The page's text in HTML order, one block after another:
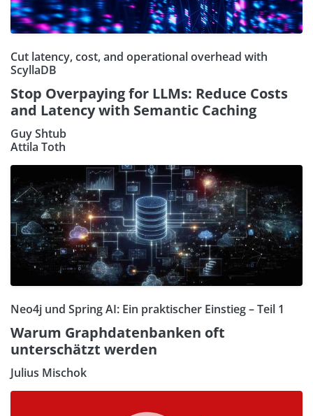
Cut latency, cost, and operational overhead with
ScyllaDB
Stop Overpaying for LLMs: Reduce Costs
and Latency with Semantic Caching
Guy Shtub
Attila Toth
Neo4j und Spring AI: Ein praktischer Einstieg – Teil 1
Warum Graphdatenbanken oft
unterschätzt werden
Julius Mischok